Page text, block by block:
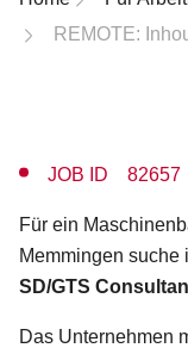
REMOTE:
JOB ID 82657
Für ein
Memmingen suche
SD/GTS
Das Unternehmen